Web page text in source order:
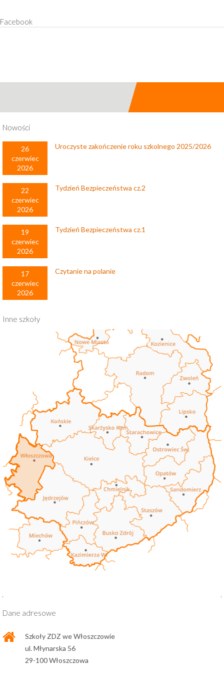
Facebook
Nowości
26
czerwiec
2026
Uroczyste zakończenie roku szkolnego 2025/2026
22
czerwiec
2026
Tydzień Bezpieczeństwa cz.2
19
czerwiec
2026
Tydzień Bezpieczeństwa cz.1
17
czerwiec
2026
Czytanie na polanie
Inne szkoły
Dane adresowe
Szkoły ZDZ we Włoszczowie
ul. Młynarska 56
29-100 Włoszczowa